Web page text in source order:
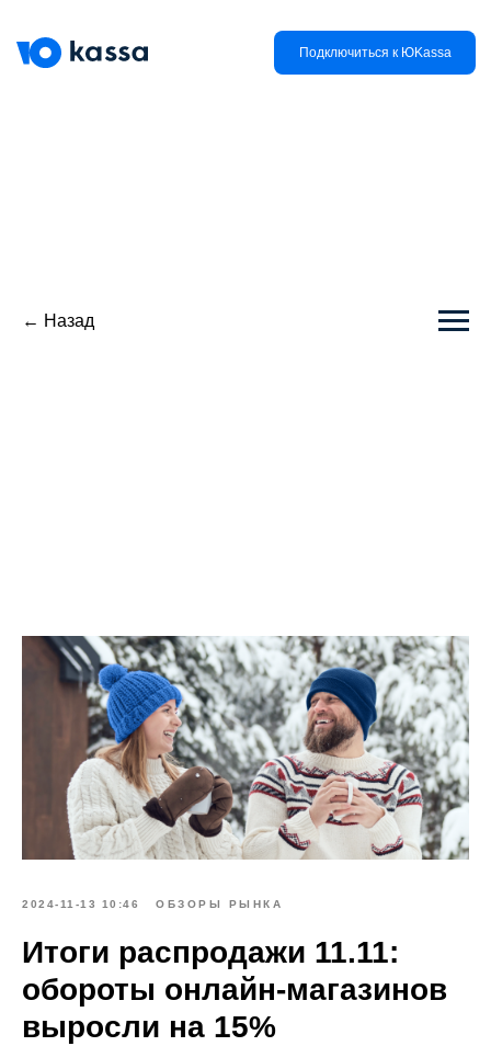
Подключиться к ЮKassa
← Назад
2024-11-13 10:46 ОБЗОРЫ РЫНКА
Итоги распродажи 11.11:
обороты онлайн-магазинов
выросли на 15%